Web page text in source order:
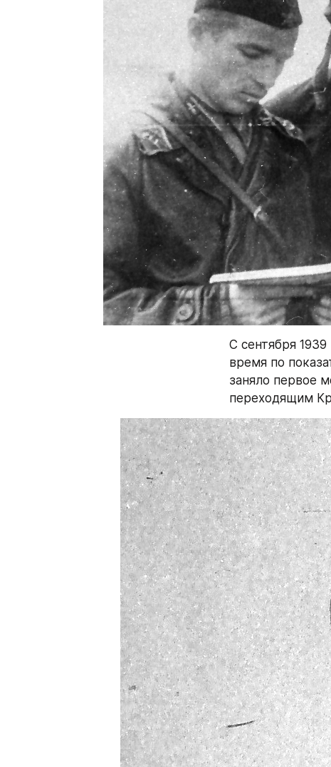
С сентября
время по
заняло первое
переходящим